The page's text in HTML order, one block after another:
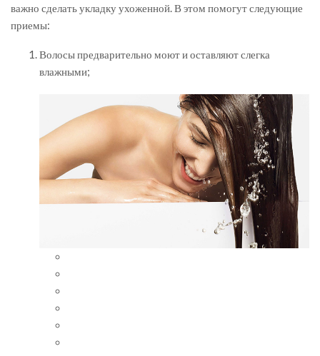
важно сделать укладку ухоженной. В этом помогут следующие
приемы:
Волосы предварительно моют и оставляют слегка
влажными;